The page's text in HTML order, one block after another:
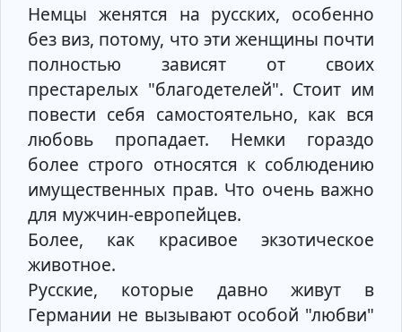
Немцы женятся на русских, особенно
без виз, потому, что эти женщины почти
полностью зависят от своих
престарелых "благодетелей". Cтоит им
повести себя самостоятельно, как вся
любовь пропадает. Немки гораздо
более строго относятся к соблюдению
имущественных прав. Что очень важно
для мужчин-европейцев.
Более, как красивое экзотическое
животное.
Русские, которые давно живут в
Германии не вызывают особой "любви"